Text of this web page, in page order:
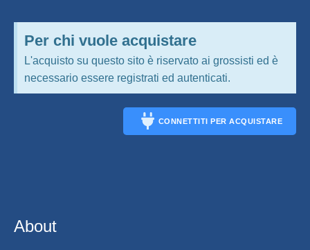
Per chi vuole acquistare
L'acquisto su questo sito è riservato ai grossisti ed è
necessario essere registrati ed autenticati.
CONNETTITI PER ACQUISTARE
About